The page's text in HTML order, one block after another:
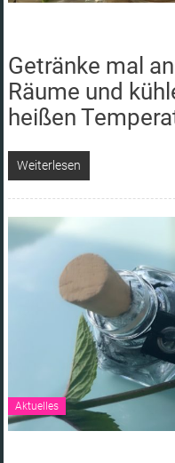
Getränke mal
Räume und
heißen
Weiterlesen
Aktuelles